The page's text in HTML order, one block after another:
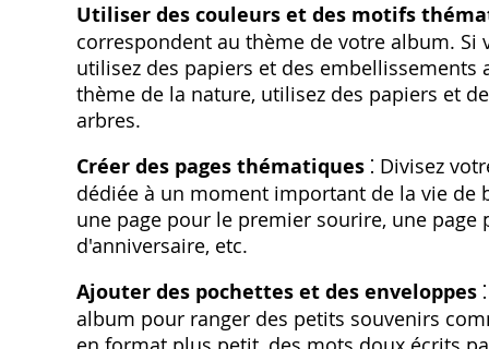
Utiliser des couleurs et des motifs
correspondent au thème de votre album.
utilisez des papiers et des
thème de la nature, utilisez des papiers et
arbres.
Créer des pages thématiques ⁚ Divisez
dédiée à un moment important de la vie de
une page pour le premier sourire, une
d'anniversaire, etc.
Ajouter des pochettes et des enveloppes
album pour ranger des petits souvenirs